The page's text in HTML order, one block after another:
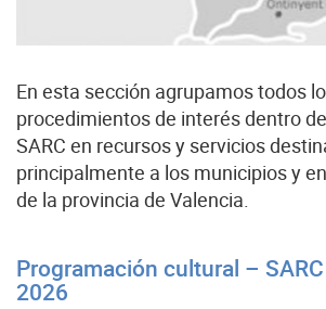
En esta sección agrupamos todos
procedimientos de interés dentro
SARC en recursos y servicios
principalmente a los municipios y
de la provincia de Valencia.
Programación cultural –
2026